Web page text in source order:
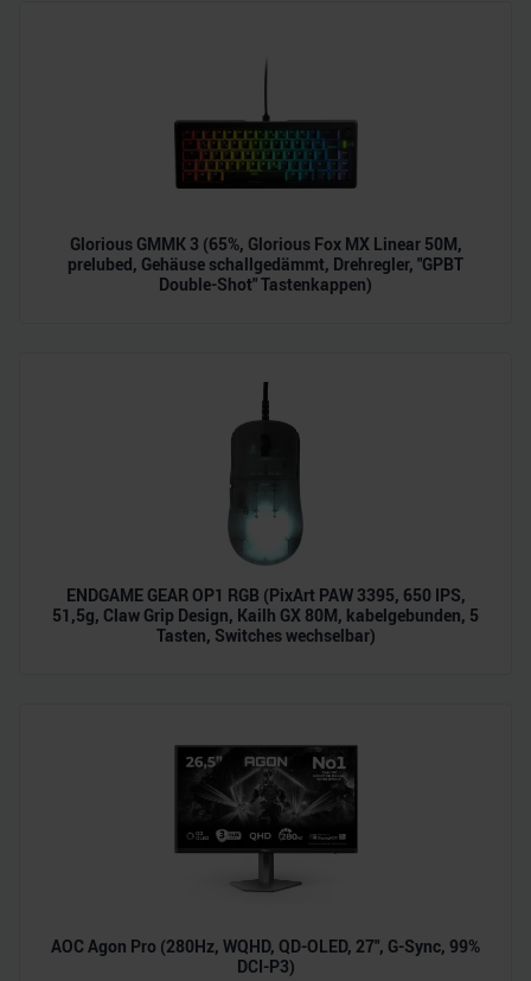
Verwendung unserer Website an unsere Partner für
Partner führen diese Informationen möglicherweise mit
weiteren Daten zusammen, die Sie ihnen bereitgestellt
haben oder die sie im Rahmen Ihrer Nutzung der Dienste
Glorious GMMK 3 (65%, Glorious Fox MX Linear 50M,
prelubed, Gehäuse schallgedämmt, Drehregler, "GPBT
Double-Shot" Tastenkappen)
ENDGAME GEAR OP1 RGB (PixArt PAW 3395, 650 IPS,
51,5g, Claw Grip Design, Kailh GX 80M, kabelgebunden, 5
Tasten, Switches wechselbar)
AOC Agon Pro (280Hz, WQHD, QD-OLED, 27", G-Sync, 99%
DCI-P3)